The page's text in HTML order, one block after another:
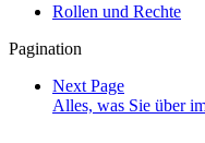
Rollen und Rechte
Pagination
Next Page
Alles, was Sie über